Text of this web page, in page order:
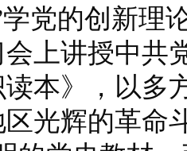
学党的创新理
上讲授中共
本》，以多
光辉的革命